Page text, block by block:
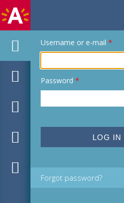
Username or e-mail *
Password *
Forgot password?